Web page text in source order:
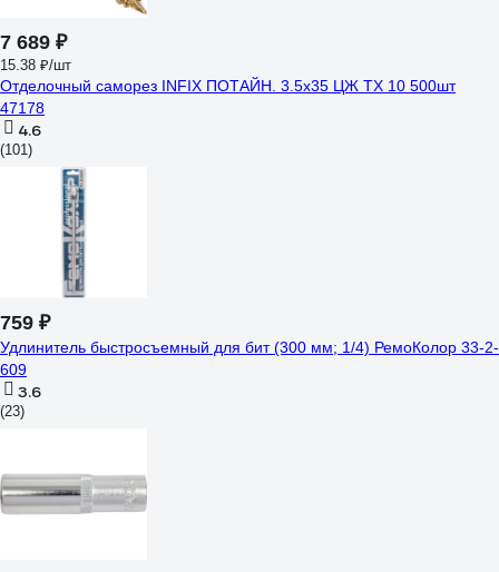
7 689 ₽
15.38 ₽/шт
Отделочный саморез INFIX ПОТАЙН. 3.5х35 ЦЖ TX 10 500шт
47178
4.6
(101)
759 ₽
Удлинитель быстросъемный для бит (300 мм; 1/4) РемоКолор 33-2-
609
3.6
(23)